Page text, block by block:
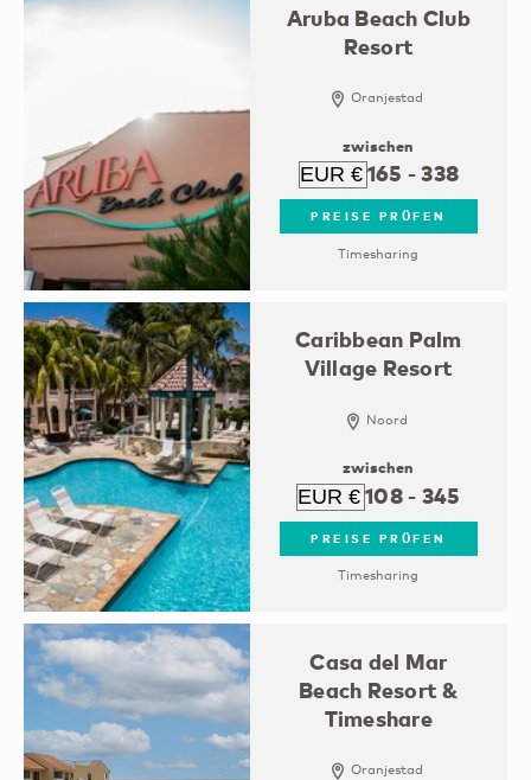
Aruba Beach Club
Resort
Oranjestad
zwischen
165 -338
PREISE PRÜFEN
Timesharing
Caribbean Palm
Village Resort
Noord
zwischen
108- 345
PREISE PRÜFEN
Timesharing
Casa del Mar
Beach Resort &
Timeshare
Oranjestad